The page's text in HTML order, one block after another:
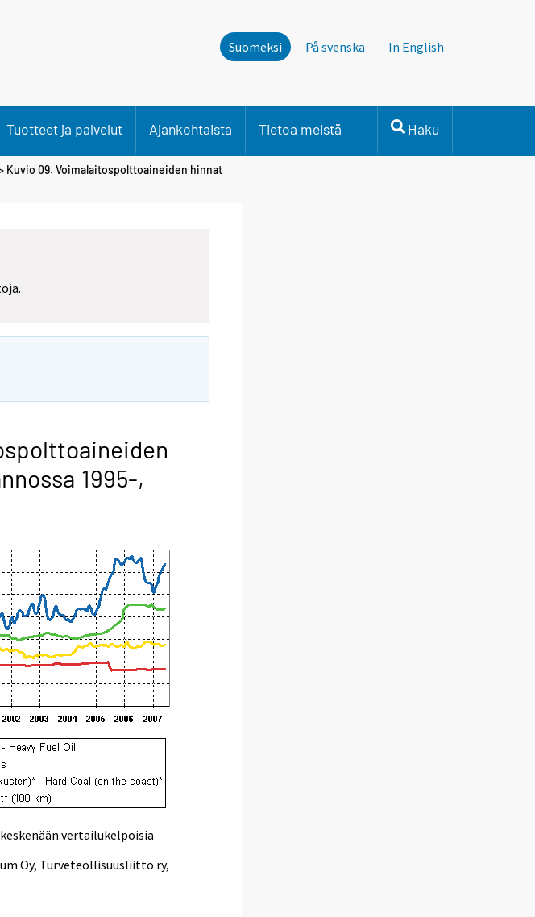
Suomeksi På svenska In English
Tuotteet ja palvelut Ajankohtaista Tietoa meistä Haku
Kuvio 09. Voimalaitospolttoaineiden hinnat
1995-,
vertailukelpoisia
Oy, Turveteollisuusliitto ry,